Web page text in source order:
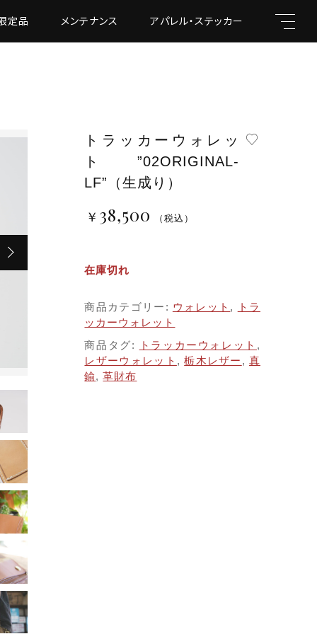
定品 メンテナンス アパレル・ステッカー
トラッカーウォレッ
ト”02ORIGINAL-
LF”（生成り）
￥ 38,500 （税込）
在庫切れ
商品カテゴリー: ウォレット ,
トラ
ッカーウォレット
商品タグ:
トラッカーウォレット ,
レザーウォレット ,栃木レザー ,真
鍮,革財布
￥38,500
並び順
その他